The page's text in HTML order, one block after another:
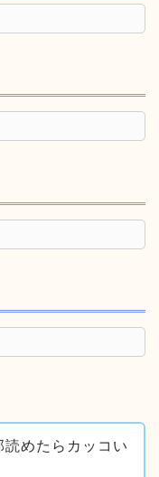
めたらカッコい